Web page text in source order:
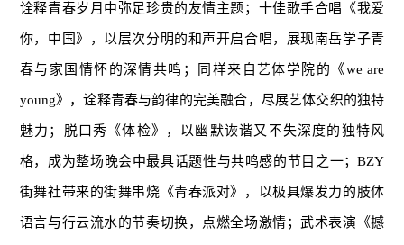
诠释青春岁月中弥足珍贵的友情主题；十佳歌手合唱《我爱
你，中国》，以层次分明的和声开启合唱，展现南岳学子青
春与家国情怀的深情共鸣；同样来自艺体学院的《we are
young》，诠释青春与韵律的完美融合，尽展艺体交织的独特
魅力；脱口秀《体检》，以幽默诙谐又不失深度的独特风
格，成为整场晚会中最具话题性与共鸣感的节目之一；BZY
街舞社带来的街舞串烧《青春派对》，以极具爆发力的肢体
语言与行云流水的节奏切换，点燃全场激情；武术表演《撼